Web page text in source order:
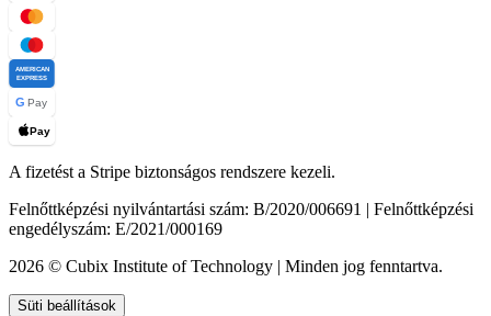
AMERICAN
EXPRESS
G Pay
Pay
A fizetést a Stripe biztonságos rendszere kezeli.
Felnőttképzési nyilvántartási szám: B/2020/006691 | Felnőttképzési
engedélyszám: E/2021/000169
2026 © Cubix Institute of Technology | Minden jog fenntartva.
Süti beállítások